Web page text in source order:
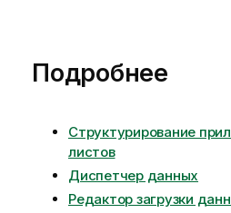
Подробнее
Структурирование
листов
Диспетчер данных
Редактор загрузки